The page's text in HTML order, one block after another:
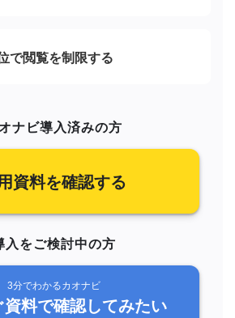
で閲覧を制限する
ナビ導入済みの方
資料を確認する
入をご検討中の方
3分でわかるカオナビ
料で確認してみたい